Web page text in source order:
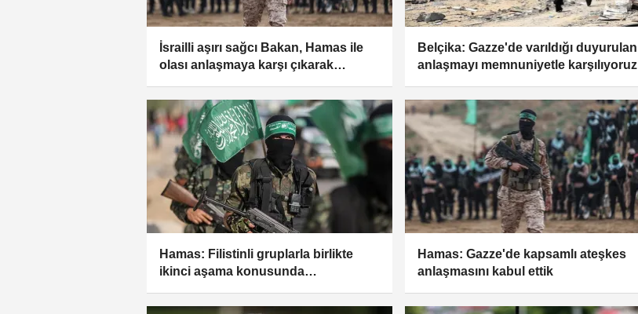
İsrailli aşırı sağcı Bakan, Hamas ile
olası anlaşmaya karşı çıkarak
Belçika: Gazze'de varıldığı duyurulan
anlaşmayı memnuniyetle karşılıyoruz
Hamas: Filistinli gruplarla birlikte
ikinci aşama konusunda
yaklaştık
Hamas: Gazze'de kapsamlı ateşkes
anlaşmasını kabul ettik